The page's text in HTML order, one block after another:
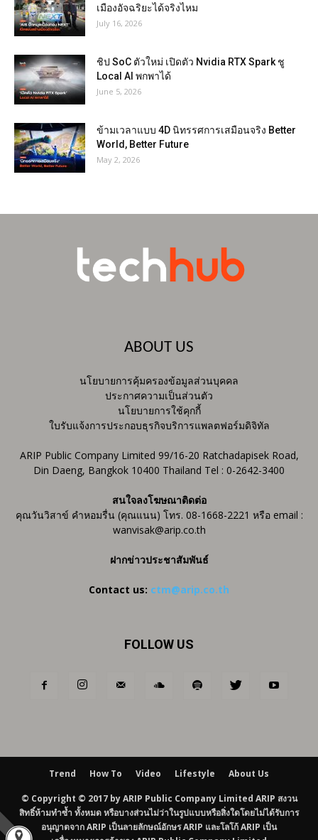
เมืองอัจฉริยะได้จริงไหม
July 16, 2026
ชิป SoC ตัวใหม่ เปิดตัว Nvidia RTX Spark ชู
Local AI พกพาได้
June 5, 2026
ข้ามเวลาแบบ 4D นิทรรศการเสมือนจริง Better
World, Better Future
May 2, 2026
ABOUT US
นโยบายการคุ้มครองข้อมูลส่วนบุคคล
ประกาศความเป็นส่วนตัว
นโยบายการใช้คุกกี้
ใบรับแจ้งการประกอบธุรกิจบริการแพลตฟอร์มดิจิทัล
ARIP Public Company Limited 99/16-20 Ratchadapisek Road,
Din Daeng, Bangkok 10400 Thailand Tel : 0-2642-3400
สนใจลงโฆษณาติดต่อ
คุณวันวิสาข์ คำหอมรื่น (คุณแนน) โทร. 08-1668-2221 หรือ email :
wanvisak@arip.co.th
ฝากข่าวประชาสัมพันธ์
Contact us: ctm@arip.co.th
FOLLOW US
Trend How To Video Lifestyle About Us
© Copyright © 2017 by ARIP Public Company Limited ARIP สงวน
สิทธิ์ห้ามทำซ้ำ ทั้งหมด หรือบางส่วนไม่ว่าในรูปแบบหรือสิ่งใดโดยไม่ได้รับการ
อนุญาตจาก ARIP เป็นลายลักษณ์อักษร ARIP และโลโก้ ARIP เป็น